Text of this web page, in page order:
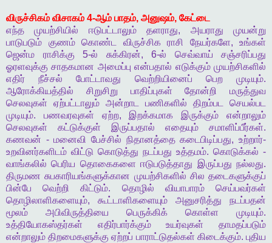
விருச்சிகம் விசாகம் 4-ஆம் பாதம், அனுஷம், கேட்டை
எந்த
முயற்சியில் ஈடுபட்டாலும் தளராது, அயராது
முயன்று
பாடுபடும்
குணம் கொண்ட விருச்சிக ராசி நேயர்களே, உங்கள்
ஜென்ம
ராசிக்கு 5-ல் சுக்கிரன், 6-ல் செவ்வாய்
சஞ்சரிப்பது
ஓரளவுக்கு சாதகமான அமைப்பு என்பதால் எடுக்கும் முயற்சிகளில்
எதிர்
நீச்சல் போட்டாவது வெற்றியினைப் பெற முடியும்.
ஆரோக்கியத்தில்
சிறுசிறு பாதிப்புகள் தோன்றி
மருத்துவ
செலவுகள்
ஏற்பட்டாலும் அன்றாட பணிகளில் திறம்பட
செயல்பட
முடியும். பணவரவுகள் ஏற்ற, இறக்கமாக இருக்கும்
என்றாலும்
செலவுகள்
கட்டுக்குள் இருப்பதால் எதையும் சமாளிப்பீர்கள்.
கணவன் -மனைவி பேச்சில் நிதானத்தை கடைபிடிப்பது,உற்றார்-
உறவினர்களிடம் விட்டு கொடுத்து நடப்பது உத்தமம். கொடுக்கல் -
வாங்கலில் பெரிய தொகைகளை ஈடுபடுத்தாது இருப்பது நல்லது.
திருமண சுபகாரியங்களுக்கான முயற்சிகளில் சில தடைகளுக்குப்
பின்பே
வெற்றி கிட்டும். தொழில் வியாபாரம்
செய்பவர்கள்
தொழிலாளிகளையும், கூட்டாளிகளையும் அனுசரித்து
நடப்பதன்
மூலம்
அபிவிருத்தியை பெருக்கிக் கொள்ள முடியும்.
உத்தியோகஸ்தர்கள்
எதிர்பார்க்கும் உயர்வுகள்
தாமதப்படும்
என்றாலும் திறமைகளுக்கு ஏற்றப் பாராட்டுதல்கள் கிடைக்கும்.புதிய